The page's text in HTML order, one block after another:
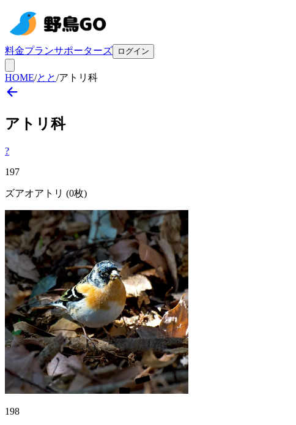
料金プランサポーターズ ログイン
HOME/とと/アトリ科
アトリ 科
?
197
ズアオアトリ (0枚)
198